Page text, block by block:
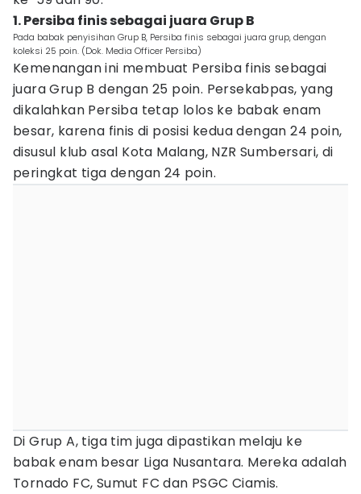
1. Persiba finis sebagai juara Grup B
Pada babak penyisihan Grup B, Persiba finis sebagai juara grup, dengan
koleksi 25 poin. (Dok. Media Officer Persiba)
Kemenangan ini membuat Persiba finis sebagai
juara Grup B dengan 25 poin. Persekabpas, yang
dikalahkan Persiba tetap lolos ke babak enam
besar, karena finis di posisi kedua dengan 24 poin,
disusul klub asal Kota Malang, NZR Sumbersari, di
peringkat tiga dengan 24 poin.
Di Grup A, tiga tim juga dipastikan melaju ke
babak enam besar Liga Nusantara. Mereka adalah
Tornado FC, Sumut FC dan PSGC Ciamis.